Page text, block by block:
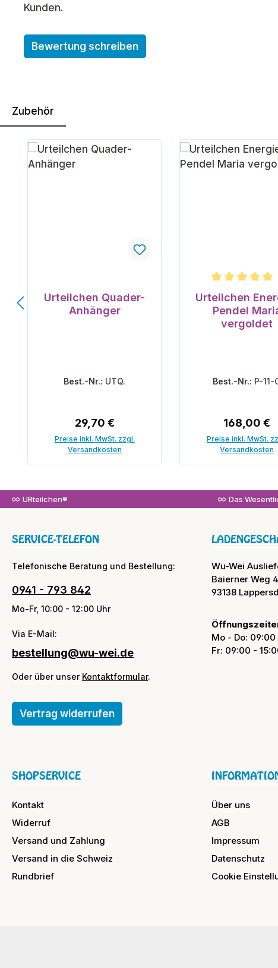
Kunden.
Bewertung schreiben
Zubehör
Produktgalerie überspringen
Urteilchen Quader-
Anhänger
Best.-Nr.: UTQ.
Regulärer Preis:
29,70 €
Preise inkl. MwSt. zzgl.
Versandkosten
Urteilchen
Pendel
vergoldet
Best.-Nr.: P-11-
Regulärer
168,00 €
Preise inkl. MwSt.
Versandkosten
URteilchen® Das
SERVICE-TELEFON
Telefonische Beratung und Bestellung:
0941 - 793 842
Mo-Fr, 10:00 - 12:00 Uhr
Via E-Mail:
bestellung@wu-wei.de
Oder über unser Kontaktformular.
Vertrag widerrufen
SHOPSERVICE
Kontakt
Widerruf
Versand und Zahlung
Versand in die Schweiz
Rundbrief
Über uns
AGB
Impressum
Datenschutz
Cookie
Wu-Wei
Baierner Weg 4
93138
Mo - Do:
Fr: 09:00 -